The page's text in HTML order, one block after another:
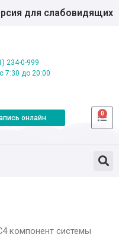
для слабовидящих
234-0-999
7:30 до 20:00
онлайн
0
компонент системы